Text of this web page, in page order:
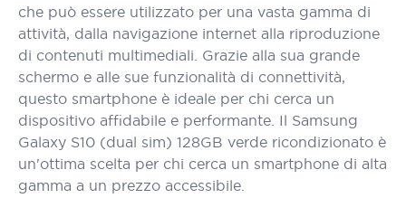
che può essere utilizzato per una vasta gamma di
attività, dalla navigazione internet alla riproduzione
di contenuti multimediali. Grazie alla sua grande
schermo e alle sue funzionalità di connettività,
questo smartphone è ideale per chi cerca un
dispositivo affidabile e performante. Il Samsung
Galaxy S10 (dual sim) 128GB verde ricondizionato è
un'ottima scelta per chi cerca un smartphone di alta
gamma a un prezzo accessibile.